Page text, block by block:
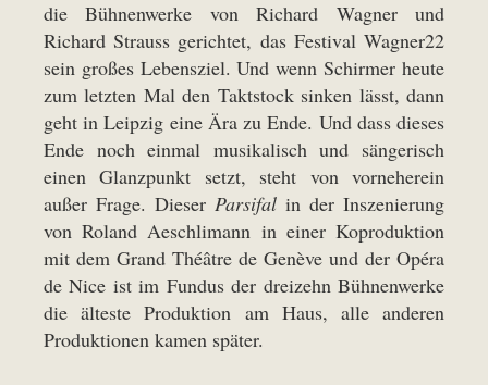
die Bühnenwerke von Richard Wagner und
Richard Strauss gerichtet, das Festival Wagner22
sein großes Lebensziel. Und wenn Schirmer heute
zum letzten Mal den Taktstock sinken lässt, dann
geht in Leipzig eine Ära zu Ende. Und dass dieses
Ende noch einmal musikalisch und sängerisch
einen Glanzpunkt setzt, steht von vorneherein
außer Frage. Dieser Parsifal in der Inszenierung
von Roland Aeschlimann in einer Koproduktion
mit dem Grand Théâtre de Genève und der Opéra
de Nice ist im Fundus der dreizehn Bühnenwerke
die älteste Produktion am Haus, alle anderen
Produktionen kamen später.